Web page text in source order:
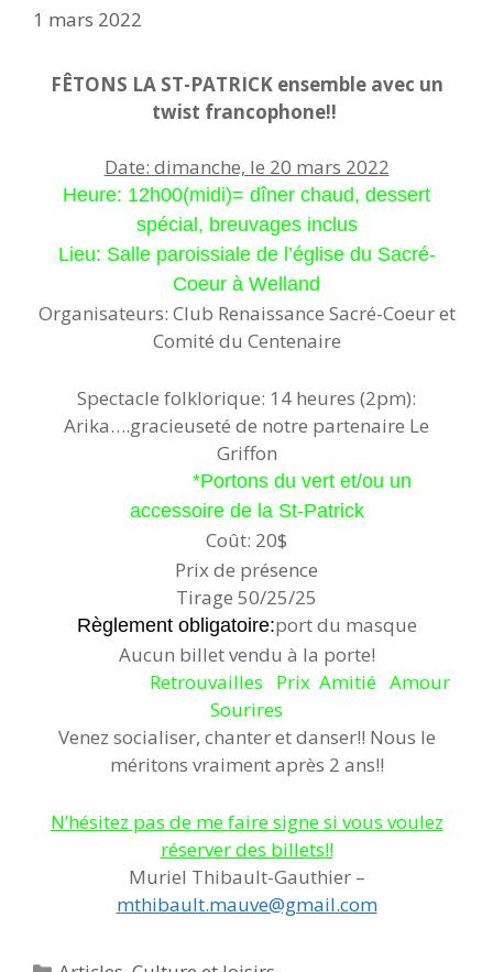
1 mars 2022
FÊTONS LA ST-PATRICK ensemble avec un
twist francophone!!
Date: dimanche, le 20 mars 2022
Heure: 12h00(midi)= dîner chaud, dessert
spécial, breuvages inclus
Lieu: Salle paroissiale de l’église du Sacré-
Coeur à Welland
Organisateurs: Club Renaissance Sacré-Coeur et
Comité du Centenaire
Spectacle folklorique: 14 heures (2pm):
Arika….gracieuseté de notre partenaire Le
Griffon
*Portons du vert et/ou un
accessoire de la St-Patrick
Coût: 20$
Prix de présence
Tirage 50/25/25
Règlement obligatoire:port du masque
Aucun billet vendu à la porte!
Retrouvailles Prix Amitié Amour
Sourires
Venez socialiser, chanter et danser!! Nous le
méritons vraiment après 2 ans!!
N’hésitez pas de me faire signe si vous voulez
réserver des billets!!
Muriel Thibault-Gauthier –
mthibault.mauve@gmail.com